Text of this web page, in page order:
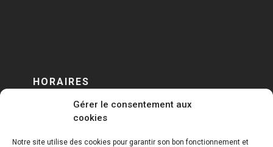
Gérer le consentement aux
cookies
Notre site utilise des cookies pour garantir son bon fonctionnement et
HORAIRES
DU LUNDI AU VENDREDI